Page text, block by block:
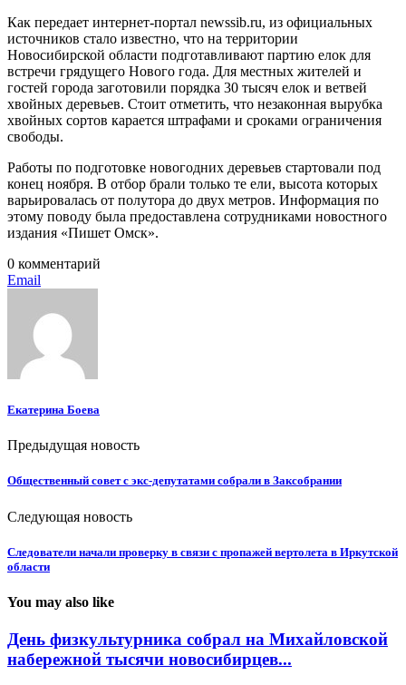
Как передает интернет-портал newssib.ru, из официальных
источников стало известно, что на территории
Новосибирской области подготавливают партию елок для
встречи грядущего Нового года. Для местных жителей и
гостей города заготовили порядка 30 тысяч елок и ветвей
хвойных деревьев. Стоит отметить, что незаконная вырубка
хвойных сортов карается штрафами и сроками ограничения
свободы.
Работы по подготовке новогодних деревьев стартовали под
конец ноября. В отбор брали только те ели, высота которых
варьировалась от полутора до двух метров. Информация по
этому поводу была предоставлена сотрудниками новостного
издания «Пишет Омск».
0 комментарий
Email
Екатерина Боева
Предыдущая новость
Общественный совет с экс-депутатами собрали в Заксобрании
Следующая новость
Следователи начали проверку в связи с пропажей вертолета в Иркутской
области
You may also like
День физкультурника собрал на Михайловской
набережной тысячи новосибирцев...